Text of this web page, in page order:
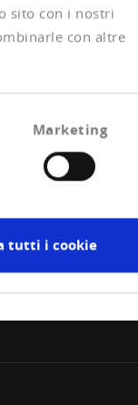
sito con i nostri
con altre
Marketing
tutti i cookie